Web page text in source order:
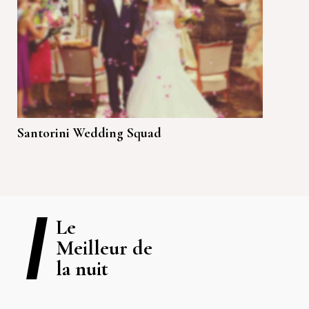
Santorini Wedding Squad
Le
Meilleur de
la nuit